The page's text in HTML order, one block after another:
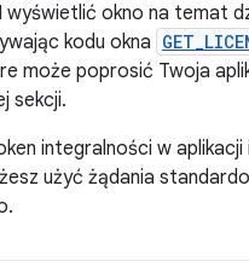
wyświetlić okno na temat
kodu okna
może poprosić Twoja
sekcji.
integralności w aplikacji
użyć żądania